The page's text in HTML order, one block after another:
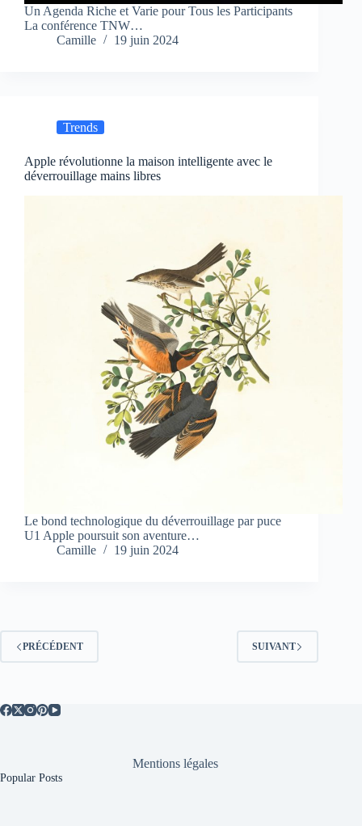
Un Agenda Riche et Varie pour Tous les Participants
La conférence TNW…
Camille
19 juin 2024
Trends
Apple révolutionne la maison intelligente avec le
déverrouillage mains libres
Le bond technologique du déverrouillage par puce
U1 Apple poursuit son aventure…
Camille
19 juin 2024
PRÉCÉDENT SUIVANT
Mentions légales
Popular Posts